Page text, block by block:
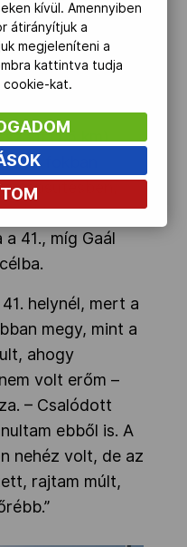
(7.5 km)
13 fokban
napsütésben,
a hideg. A
41., míg Gaál
helynél, mert a
megy, mint a
ahogy
volt erőm –
– Csalódott
ebből is. A
nehéz volt, de az
rajtam múlt,
kívül. Amennyiben
átirányítjuk a
megjeleníteni a
kattintva tudja
kat.